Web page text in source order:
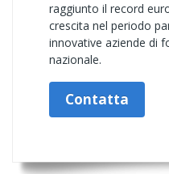
raggiunto il record
crescita nel periodo
innovative aziende di
nazionale.
Contatta